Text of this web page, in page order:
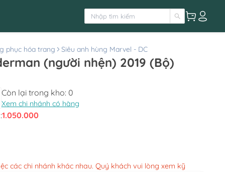
phục hóa trang Siêu anh hùng Marvel - DC
(người nhện) 2019 (Bộ)
Còn lại trong kho: 0
Xem chi nhánh có hàng
1.050.000
các chi nhánh khác nhau. Quý khách vui lòng xem kỹ